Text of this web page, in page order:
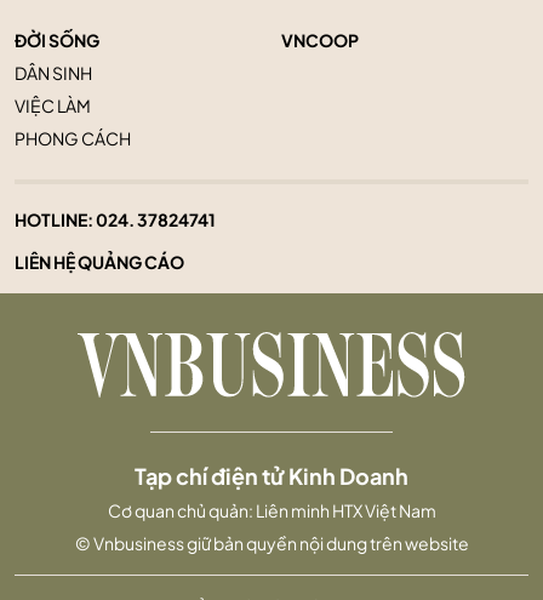
ĐỜI SỐNG
DÂN SINH
VIỆC LÀM
PHONG CÁCH
VNCOOP
HOTLINE:024. 37824741
LIÊN HỆ QUẢNG CÁO
Tạp chí điện tử Kinh Doanh
Cơ quan chủ quản: Liên minh HTX Việt Nam
© Vnbusiness giữ bản quyền nội dung trên website